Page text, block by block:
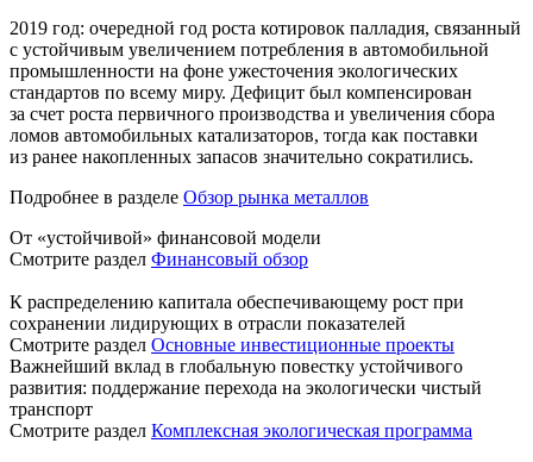
2019 год: очередной год роста котировок палладия, связанный
с устойчивым увеличением потребления в автомобильной
промышленности на фоне ужесточения экологических
стандартов по всему миру. Дефицит был компенсирован
за счет роста первичного производства и увеличения сбора
ломов автомобильных катализаторов, тогда как поставки
из ранее накопленных запасов значительно сократились.
Подробнее в разделе Обзор рынка металлов
От «устойчивой» финансовой модели
Смотрите раздел Финансовый обзор
К распределению капитала обеспечивающему рост при
сохранении лидирующих в отрасли показателей
Смотрите раздел Основные инвестиционные проекты
Важнейший вклад в глобальную повестку устойчивого
развития: поддержание перехода на экологически чистый
транспорт
Смотрите раздел Комплексная экологическая программа